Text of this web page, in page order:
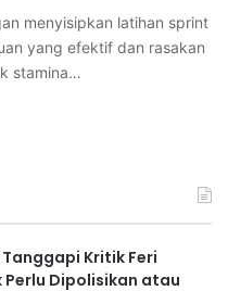
menyisipkan latihan sprint
yang efektif dan rasakan
stamina…
Kritik Feri
Perlu Dipolisikan atau